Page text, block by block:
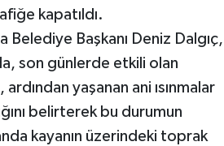
kapatıldı.
Başkanı Deniz Dalgıç,
son günlerde etkili olan
yaşanan ani ısınmalar
belirterek bu durumun
kayanın üzerindeki toprak